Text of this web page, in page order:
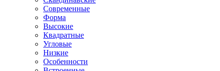
Современные
Форма
Высокие
Квадратные
Угловые
Низкие
Особенности